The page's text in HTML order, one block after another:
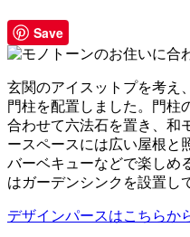
Save
玄関のアイスットプを考え
門柱を配置しました。門柱
合わせて六法石を置き、和
ースペースには広い屋根と
バーベキューなどで楽しめ
はガーデンシンクを設置し
デザインパースはこちらか